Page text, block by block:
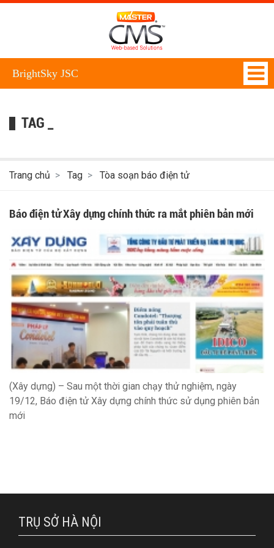
BrightSky JSC
TAG _
Trang chủ Tag Tòa soạn báo điện tử
Báo điện tử Xây dựng chính thức ra mắt phiên bản mới
(Xây dựng) – Sau một thời gian chạy thử nghiệm, ngày
19/12, Báo điện tử Xây dựng chính thức sử dụng phiên bản
mới
TRỤ SỞ HÀ NỘI